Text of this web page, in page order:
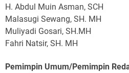
H. Abdul Muin Asman, SCH
Malasugi Sewang, SH. MH
Muliyadi Gosari, SH.MH
Fahri Natsir, SH. MH
Pemimpin Umum/Pemimpin